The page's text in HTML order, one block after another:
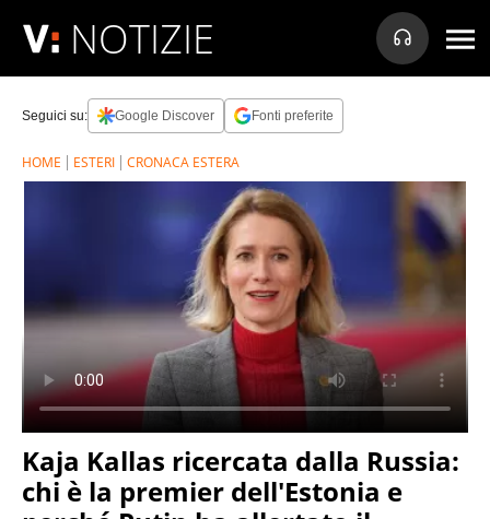
NOTIZIE
Seguici su: Google Discover Fonti preferite
HOME ESTERI CRONACA ESTERA
Kaja Kallas ricercata dalla Russia:
chi è la premier dell'Estonia e